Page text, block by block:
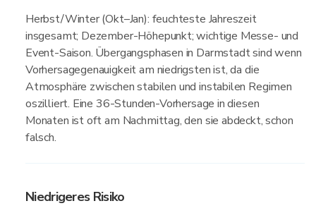
Herbst/Winter (Okt–Jan): feuchteste Jahreszeit
insgesamt; Dezember-Höhepunkt; wichtige Messe- und
Event-Saison. Übergangsphasen in Darmstadt sind wenn
Vorhersagegenauigkeit am niedrigsten ist, da die
Atmosphäre zwischen stabilen und instabilen Regimen
oszilliert. Eine 36-Stunden-Vorhersage in diesen
Monaten ist oft am Nachmittag, den sie abdeckt, schon
falsch.
Niedrigeres Risiko